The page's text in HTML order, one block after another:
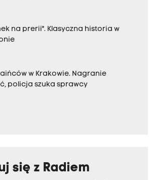
na prerii". Klasyczna historia w
w Krakowie. Nagranie
policja szuka sprawcy
się z Radiem